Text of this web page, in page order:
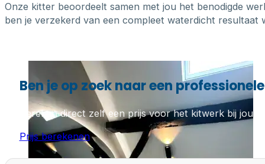
Onze kitter beoordeelt samen met jou het benodigde
ben je verzekerd van een compleet waterdicht resultaat
Ben je op zoek naar een
Bereken direct zelf een prijs voor het kitwerk bij jou
Prijs berekenen